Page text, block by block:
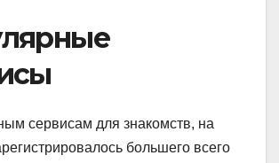
сервисам для знакомств, на
большего всего